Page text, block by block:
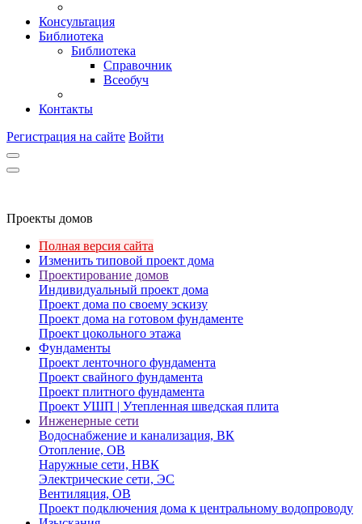
Консультация
Библиотека
Библиотека
Справочник
Всеобуч
Контакты
Регистрация на сайте Войти
Проекты домов
Полная версия сайта
Изменить типовой проект дома
Проектирование домов
Индивидуальный проект дома
Проект дома по своему эскизу
Проект дома на готовом фундаменте
Проект цокольного этажа
Фундаменты
Проект ленточного фундамента
Проект свайного фундамента
Проект плитного фундамента
Проект УШП | Утепленная шведская плита
Инженерные сети
Водоснабжение и канализация, ВК
Отопление, ОВ
Наружные сети, НВК
Электрические сети, ЭС
Вентиляция, ОВ
Проект подключения дома к центральному водопроводу